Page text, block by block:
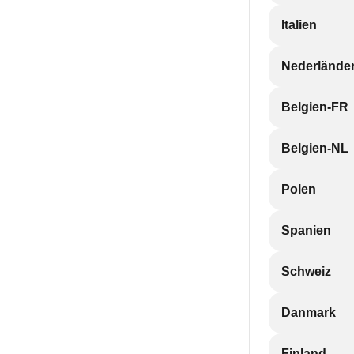
Italien
Belgien-FR
Belgien-NL
Polen
Spanien
Schweiz
Danmark